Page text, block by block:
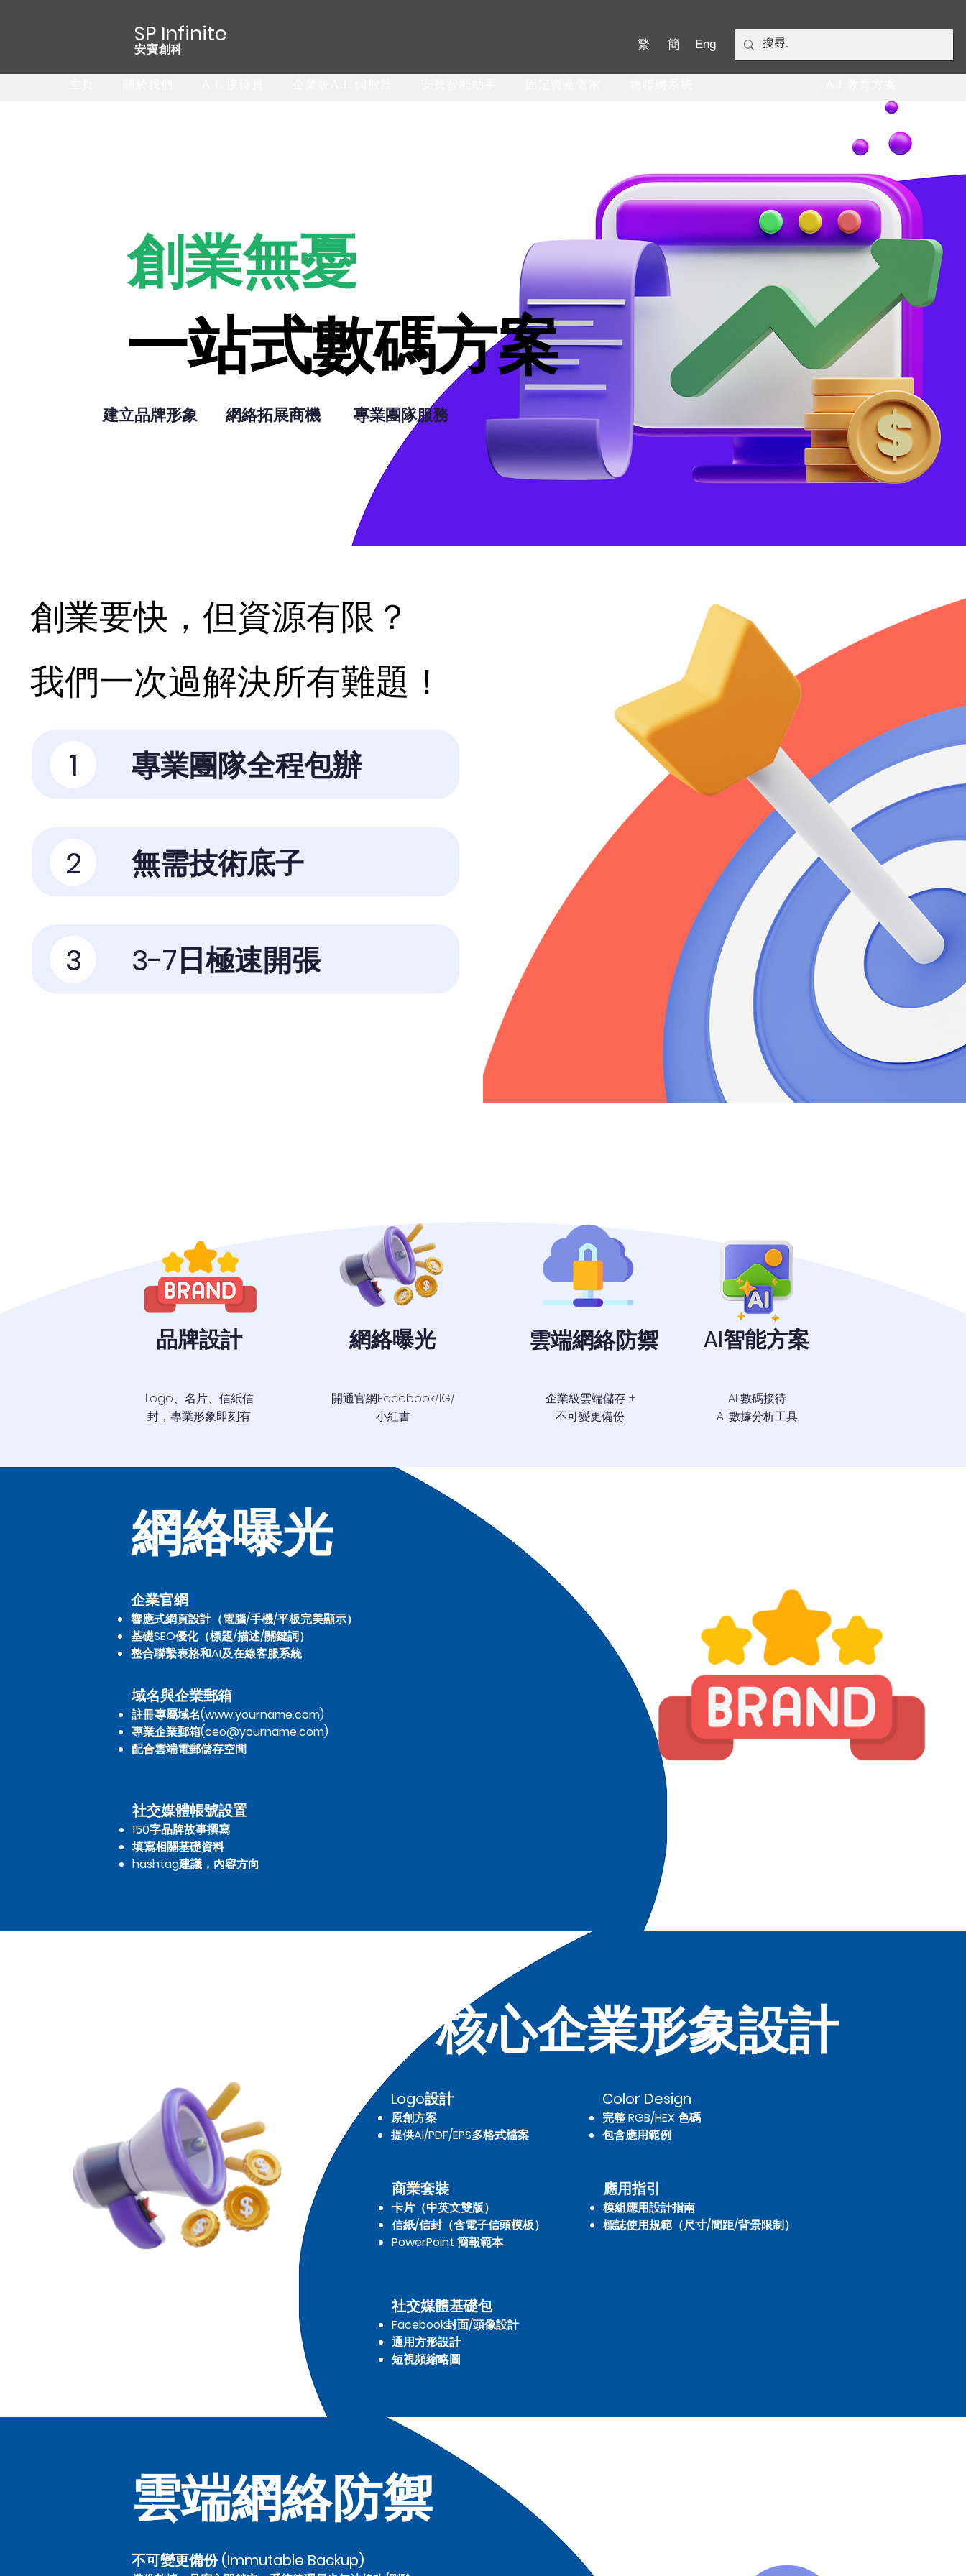
SP Infinite
安寶創科 繁 簡 Eng
創業無憂
一站式數碼方案
一站式數碼方案
建立品牌形象 網絡拓展商機 專業團隊服務
創業要快，但資源有限？
我們一次過解決所有難題！​​
專業團隊全程包辦
1
無需技術底子
2
3-7日極速開張
3
品牌設計
Logo、名片、信紙信
封，專業形象即刻有
網絡曝光
開通官網Facebook/IG/
小紅書
雲端網絡防禦
企業級雲端儲存 +
不可變更備份
AI智能方案
AI 數碼接待
AI 數據分析工具
網絡曝光
企業官網
響應式網頁設計（電腦/手機/平板完美顯示）
基礎SEO優化（標題/描述/關鍵詞）
整合聯繫表格和AI及在線客服系統
域名與企業郵箱
註冊專屬域名(www.yourname.com)
專業企業郵箱(ceo@yourname.com)
配合雲端電郵儲存空間
​社交媒體帳號設置
150字品牌故事撰寫
填寫相關基礎資料
hashtag建議，內容方向
核心企業形象設計
Logo設計
原創方案
提供AI/PDF/EPS多格式檔案
Color Design
完整 RGB/HEX 色碼
包含應用範例
商業套裝
卡片（中英文雙版）
信紙/信封（含電子信頭模板）
PowerPoint 簡報範本
應用指引
模組應用設計指南
​標誌使用規範​（尺寸/間距/背景限制）
社交媒體基礎包
Facebook封面/頭像設計
通用方形設計
短視頻縮略圖​
雲端網絡防禦
不可變更備份 (Immutable Backup)